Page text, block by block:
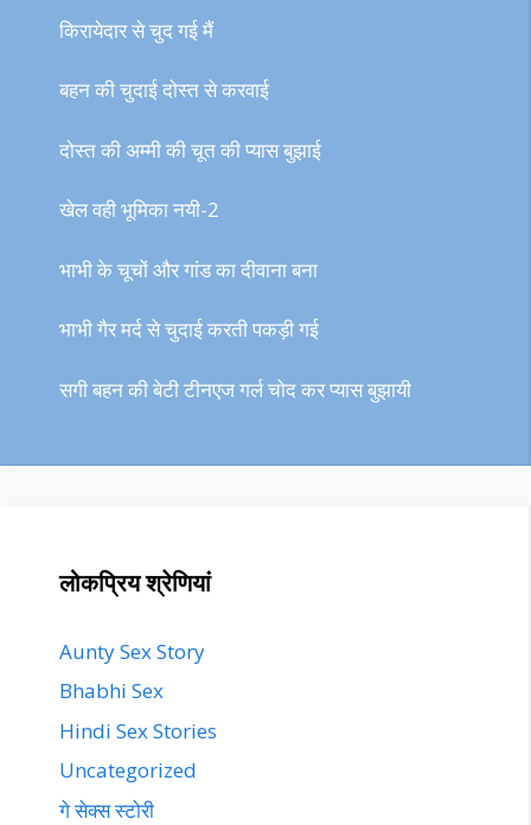
किरायेदार से चुद गई मैं
बहन की चुदाई दोस्त से करवाई
दोस्त की अम्मी की चूत की प्यास बुझाई
खेल वही भूमिका नयी-2
भाभी के चूचों और गांड का दीवाना बना
भाभी गैर मर्द से चुदाई करती पकड़ी गई
सगी बहन की बेटी टीनएज गर्ल चोद कर प्यास बुझायी
लोकप्रिय श्रेणियां
Aunty Sex Story
Bhabhi Sex
Hindi Sex Stories
Uncategorized
गे सेक्स स्टोरी